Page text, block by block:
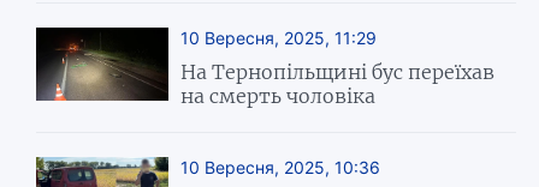
10 Вересня, 2025, 11:29
На Тернопільщині бус переїхав
на смерть чоловіка
10 Вересня, 2025, 10:36